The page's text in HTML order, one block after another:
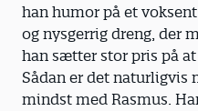
han humor på et
og nysgerrig dreng, der
han sætter stor pris på
Sådan er det naturligvis
mindst med Rasmus.